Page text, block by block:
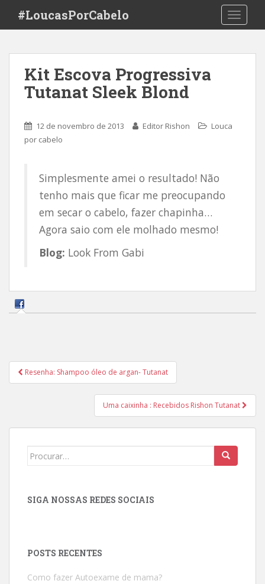
i
#LoucasPorCabelo
Kit Escova Progressiva
Tutanat Sleek Blond
12 de novembro de 2013 Editor Rishon
Louca
por cabelo
Simplesmente amei o resultado! Não
tenho mais que ficar me preocupando
em secar o cabelo, fazer chapinha…
Agora saio com ele molhado mesmo!
Blog: Look From Gabi
Navegação
de
Resenha: Shampoo óleo de argan- Tutanat
Uma caixinha : Recebidos Rishon Tutanat
Search
SIGA NOSSAS REDES SOCIAIS
POSTS RECENTES
Como fazer Autoexame de mama?